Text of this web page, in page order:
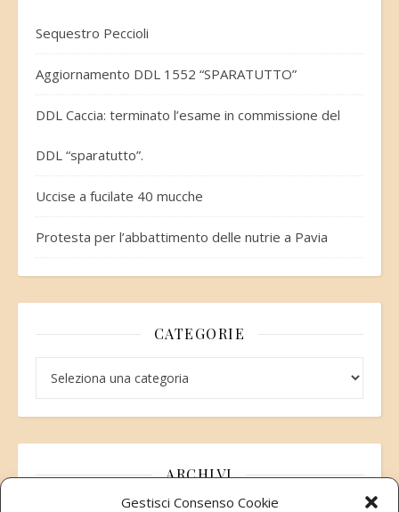
Gestisci Consenso Cookie
Sequestro Peccioli
Aggiornamento DDL 1552 “SPARATUTTO”
DDL Caccia: terminato l’esame in commissione del
DDL “sparatutto”.
Uccise a fucilate 40 mucche
Protesta per l’abbattimento delle nutrie a Pavia
CATEGORIE
ARCHIVI